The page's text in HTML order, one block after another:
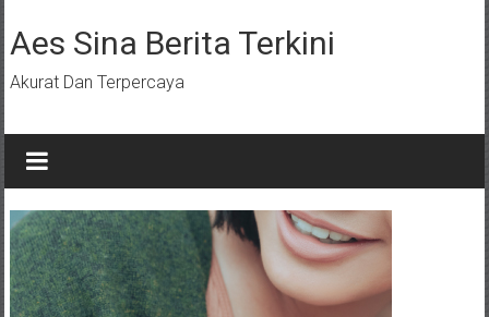
ke
konten
Aes Sina Berita Terkini
Akurat Dan Terpercaya